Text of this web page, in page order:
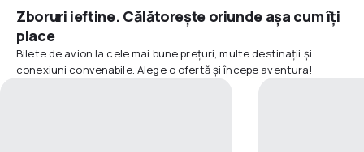
Zboruri ieftine. Călătorește oriunde așa cum îți
place
Bilete de avion la cele mai bune prețuri, multe destinații și
conexiuni convenabile. Alege o ofertă și începe aventura!